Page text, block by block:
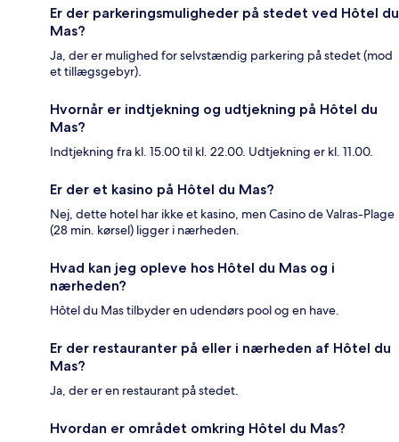
Er der parkeringsmuligheder på stedet ved Hôtel du
Mas?
Ja, der er mulighed for selvstændig parkering på stedet (mod
et tillægsgebyr).
Hvornår er indtjekning og udtjekning på Hôtel du
Mas?
Indtjekning fra kl. 15.00 til kl. 22.00. Udtjekning er kl. 11.00.
Er der et kasino på Hôtel du Mas?
Nej, dette hotel har ikke et kasino, men Casino de Valras-Plage
(28 min. kørsel) ligger i nærheden.
Hvad kan jeg opleve hos Hôtel du Mas og i
nærheden?
Hôtel du Mas tilbyder en udendørs pool og en have.
Er der restauranter på eller i nærheden af Hôtel du
Mas?
Ja, der er en restaurant på stedet.
Hvordan er området omkring Hôtel du Mas?